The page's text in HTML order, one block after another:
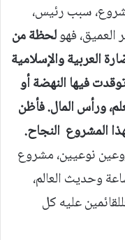
سبب رئيس،
العميق، فهولحظة من
العربية والإسلامية
فيها النهضة أو
ورأس المال. فأظن
المشروع النجاح.
نوعيين، مشروع
وحديث العالم،
عليه كل